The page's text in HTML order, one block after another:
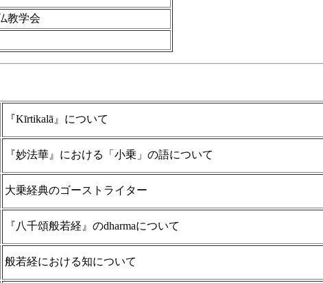
教学会
『Kīrtikalā』について
『妙法華』における「小乗」の語について
大乗経典のゴーストライター
『八千頌般若経』のdharmaについて
般若経における知について